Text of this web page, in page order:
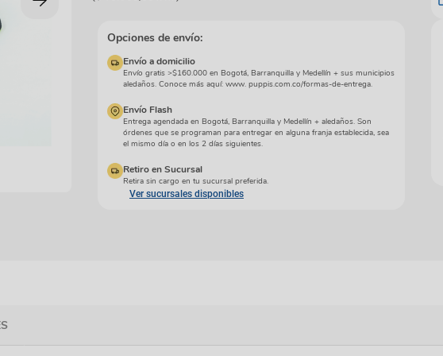
manchas
Opciones de envío:
Envío a domicilio
Envío gratis >$160.000 en Bogotá, Barranquilla y Medellín + sus municipios
aledaños. Conoce más aquí: www. puppis.com.co/formas-de-entrega.
Envío Flash
Entrega agendada en Bogotá, Barranquilla y Medellín + aledaños. Son
órdenes que se programan para entregar en alguna franja establecida, sea
el mismo día o en los 2 días siguientes.
Retiro en Sucursal
Retira sin cargo en tu sucursal preferida.
Ver sucursales disponibles